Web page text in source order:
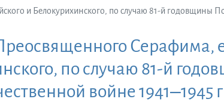
и Белокурихинского, по случаю 81-й годовщины
Серафима,
по случаю 81-й
войне 1941‒1945